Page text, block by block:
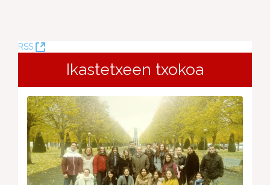
RSS
(Leiho
Ikastetxeen txokoa